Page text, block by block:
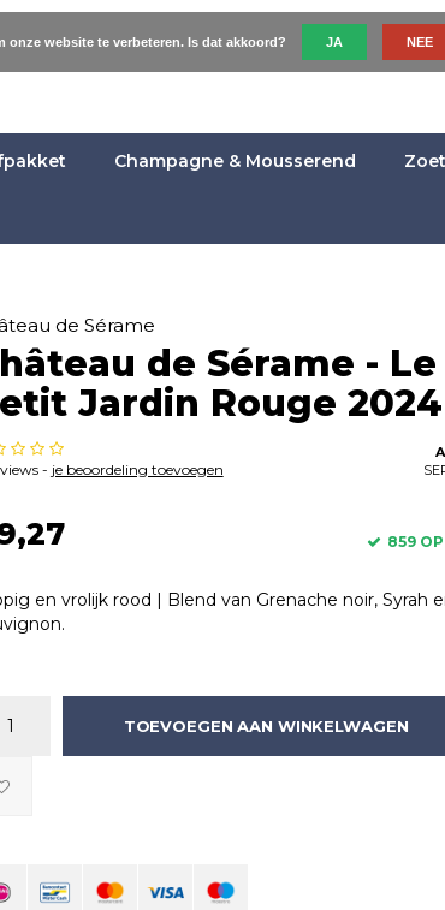
Champagne & Mousserend
de Sérame
de Sérame - Le
Jardin Rouge 2024
- je beoordeling toevoegen
859
en vrolijk rood | Blend van Grenache noir, Syrah
TOEVOEGEN AAN WINKELWAGEN
onze website te verbeteren. Is dat akkoord? JA NEE